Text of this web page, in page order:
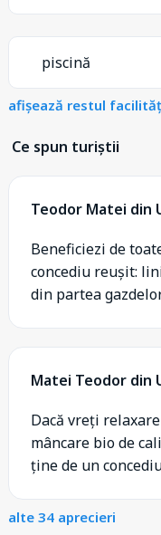
piscină
afișează restul
Ce spun turiștii
Teodor Matei din
Beneficiezi de
concediu reușit:
din partea
Matei Teodor din
Dacă vreți
mâncare bio de
ține de un
alte 34 aprecieri